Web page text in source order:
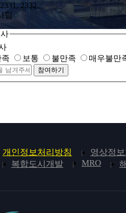
2332
팀
족 보통 불만족 매우불만
참여하기
개인정보처리방침 영상정
복합도시개발 MRO